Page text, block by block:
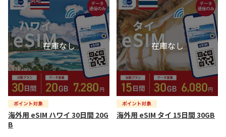
海外用 eSIM ハワイ 30日間 20G
B
海外用 eSIM タイ 15日間 30GB